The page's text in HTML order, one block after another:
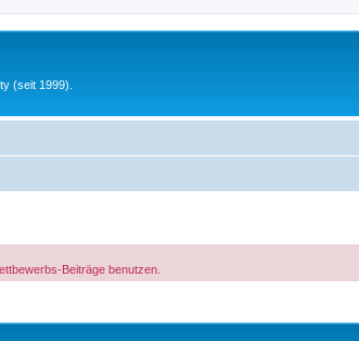
(seit 1999).
Beiträge benutzen.